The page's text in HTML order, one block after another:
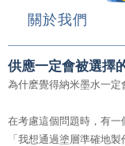
關於我們
供應一定會被選擇
為什麽覺得納米墨水一定
在考慮這個問題時，有一
「我想通過塗層準確地